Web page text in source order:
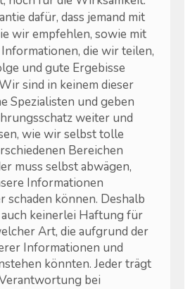
dafür, dass jemand mit
wir empfehlen, sowie mit
die wir teilen,
und gute Ergebisse
sind in keinem dieser
Spezialisten und geben
weiter und
wie wir selbst tolle
Bereichen
muss selbst abwägen,
Informationen
schaden können. Deshalb
keinerlei Haftung für
Art, die aufgrund der
Informationen und
könnten. Jeder trägt
bei